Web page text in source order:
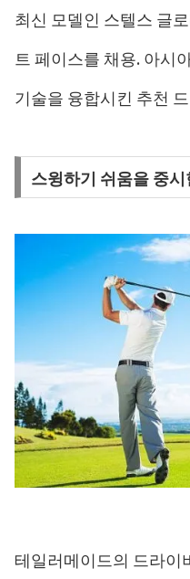
최신 모델인 스텔스 글
트 페이스를 채용. 아시
기술을 융합시킨 추천
스윙하기 쉬움을 중
테일러메이드의 드라이